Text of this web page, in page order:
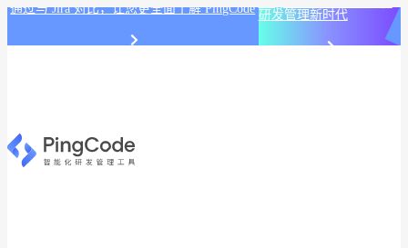
通过与 Jira 对比，让您更全面了解 PingCode 研发管理新时代